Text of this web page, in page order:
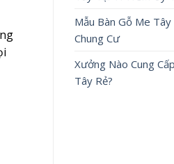
Mẫu Bàn Gỗ Me
Chung Cư
Xưởng Nào Cung
Tây Rẻ?